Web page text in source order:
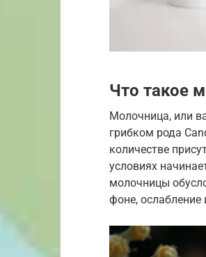
Что такое
Молочница, или
грибком рода
количестве
условиях
молочницы
фоне,